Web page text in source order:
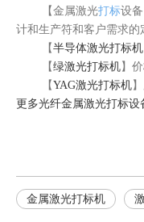
【金属激光打标设
计和生产符和客户需求的
【 半导体激光打标机
【 绿激光打标机 】
【 YAG激光打标机
更多光纤金属激光打标设
金属激光打标机